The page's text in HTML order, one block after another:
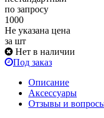
по запросу
1000
Не указана цена
за шт
Нет в наличии
Под заказ
Описание
Аксессуары
Отзывы и